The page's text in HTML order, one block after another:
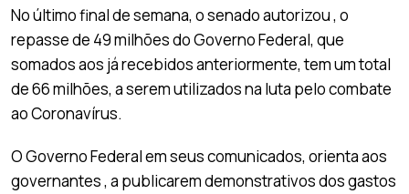
No último final de semana, o senado autorizou , o
repasse de 49 milhões do Governo Federal, que
somados aos já recebidos anteriormente, tem um total
de 66 milhões, a serem utilizados na luta pelo combate
ao Coronavírus.
O Governo Federal em seus comunicados, orienta aos
governantes , a publicarem demonstrativos dos gastos